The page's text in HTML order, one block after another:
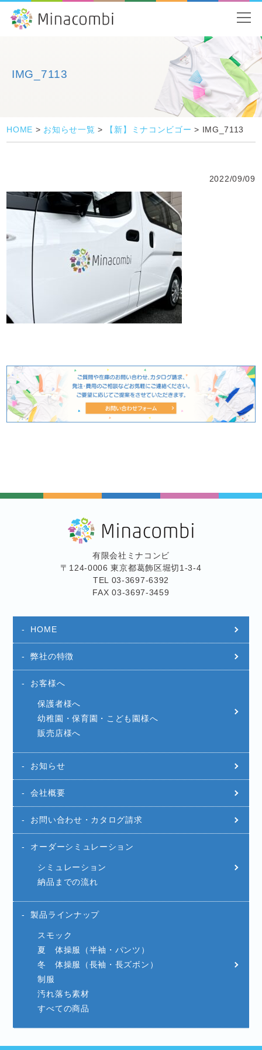
IMG_7113
HOME > お知らせ一覧 > 【新】ミナコンビゴー > IMG_7113
2022/09/09
有限会社ミナコンビ
〒124-0006 東京都葛飾区堀切1-3-4
TEL 03-3697-6392
FAX 03-3697-3459
HOME
弊社の特徴
お客様へ
保護者様へ
幼稚園・保育園・こども園様へ
販売店様へ
お知らせ
会社概要
お問い合わせ・カタログ請求
オーダーシミュレーション
シミュレーション
納品までの流れ
製品ラインナップ
スモック
夏 体操服（半袖・パンツ）
冬 体操服（長袖・長ズボン）
制服
汚れ落ち素材
すべての商品